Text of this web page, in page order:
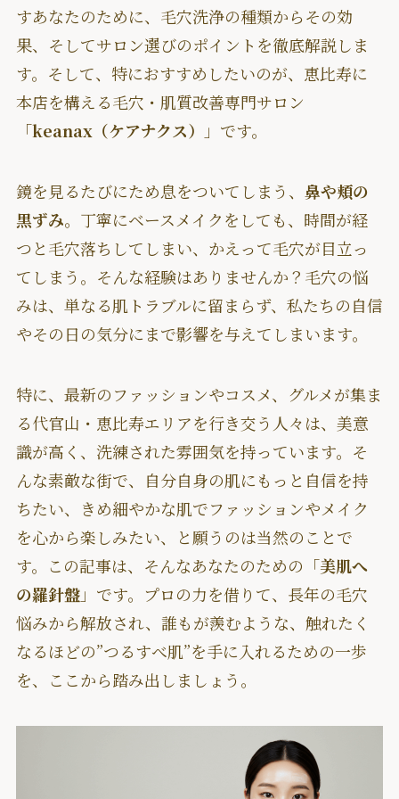
すあなたのために、毛穴洗浄の種類からその効
果、そしてサロン選びのポイントを徹底解説しま
す。そして、特におすすめしたいのが、恵比寿に
本店を構える毛穴・肌質改善専門サロン
「keanax（ケアナクス） 」です。
鏡を見るたびにため息をついてしまう、 鼻や頬の
黒ずみ。丁寧にベースメイクをしても、時間が経
つと毛穴落ちしてしまい、かえって毛穴が目立っ
てしまう。そんな経験はありませんか？毛穴の悩
みは、単なる肌トラブルに留まらず、私たちの自信
やその日の気分にまで影響を与えてしまいます。
特に、最新のファッションやコスメ、グルメが集ま
る代官山・恵比寿エリアを行き交う人々は、美意
識が高く、洗練された雰囲気を持っています。そ
んな素敵な街で、自分自身の肌にもっと自信を持
ちたい、きめ細やかな肌でファッションやメイク
を心から楽しみたい、と願うのは当然のことで
す。この記事は、そんなあなたのための「美肌へ
の羅針盤」です。プロの力を借りて、長年の毛穴
悩みから解放され、誰もが羨むような、触れたく
なるほどの”つるすべ肌”を手に入れるための一歩
を、ここから踏み出しましょう。